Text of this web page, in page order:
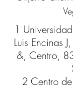
1
Luis Encinas
&, Centro,
2 Centro